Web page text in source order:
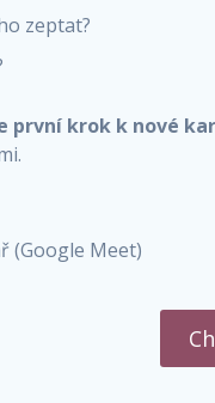
zeptat?
první krok k nové
(Google Meet)